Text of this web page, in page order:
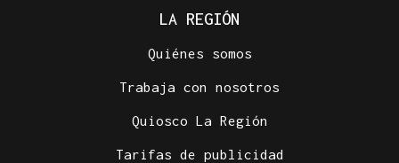
LA REGIÓN
Quiénes somos
Trabaja con nosotros
Quiosco La Región
Tarifas de publicidad